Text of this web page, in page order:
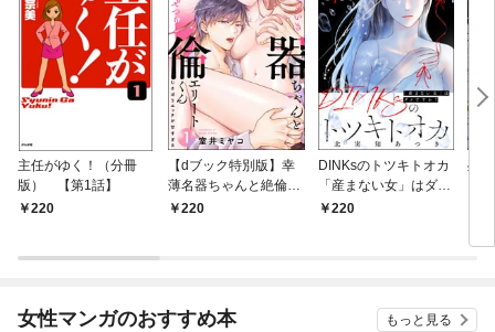
主任がゆく！（分冊
版） 【第1話】
220
【dブック特別版】幸
薄名器ちゃんと絶倫エ
リートくん むさぼりエ
220
DINKsのトツキトオカ
「産まない女」はダメ
ですか？（分冊版）
220
残
女性マンガのおすすめ本 もっと見る